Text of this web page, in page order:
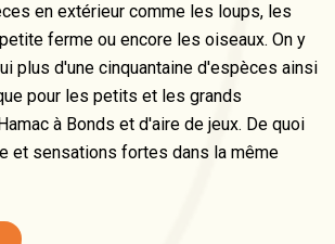
en extérieur comme les loups, les
ferme ou encore les oiseaux. On y
plus d'une cinquantaine d'espèces ainsi
pour les petits et les grands
à Bonds et d'aire de jeux. De quoi
et sensations fortes dans la même